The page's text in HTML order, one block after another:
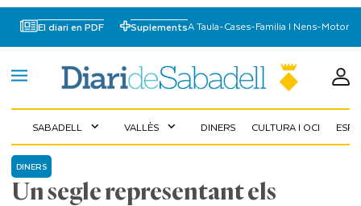
El diari en PDF SuplementsA Taula-Cases-Familia I Nens-Motor
SABADELL expand_more VALLÈS expand_more DINERS CULTURA I OCI
Un segle representant els
DINERS